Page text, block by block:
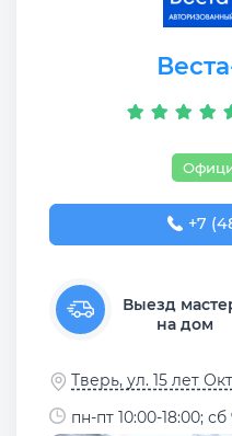
+7
+7
Выезд
на дом
Тверь, ул. 15 лет
пн-пт 10:00-18:00; сб